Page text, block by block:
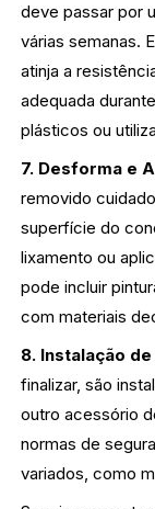
deve passar por
várias semanas.
atinja a
adequada
plásticos ou
7. Desforma e
removido
superfície do
lixamento ou
pode incluir
com materiais
8. Instalação
finalizar, são
outro acessório
normas de
variados, como